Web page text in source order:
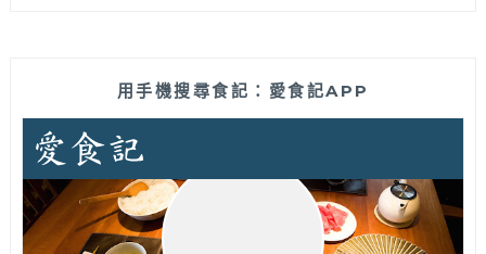
用手機搜尋食記：愛食記APP